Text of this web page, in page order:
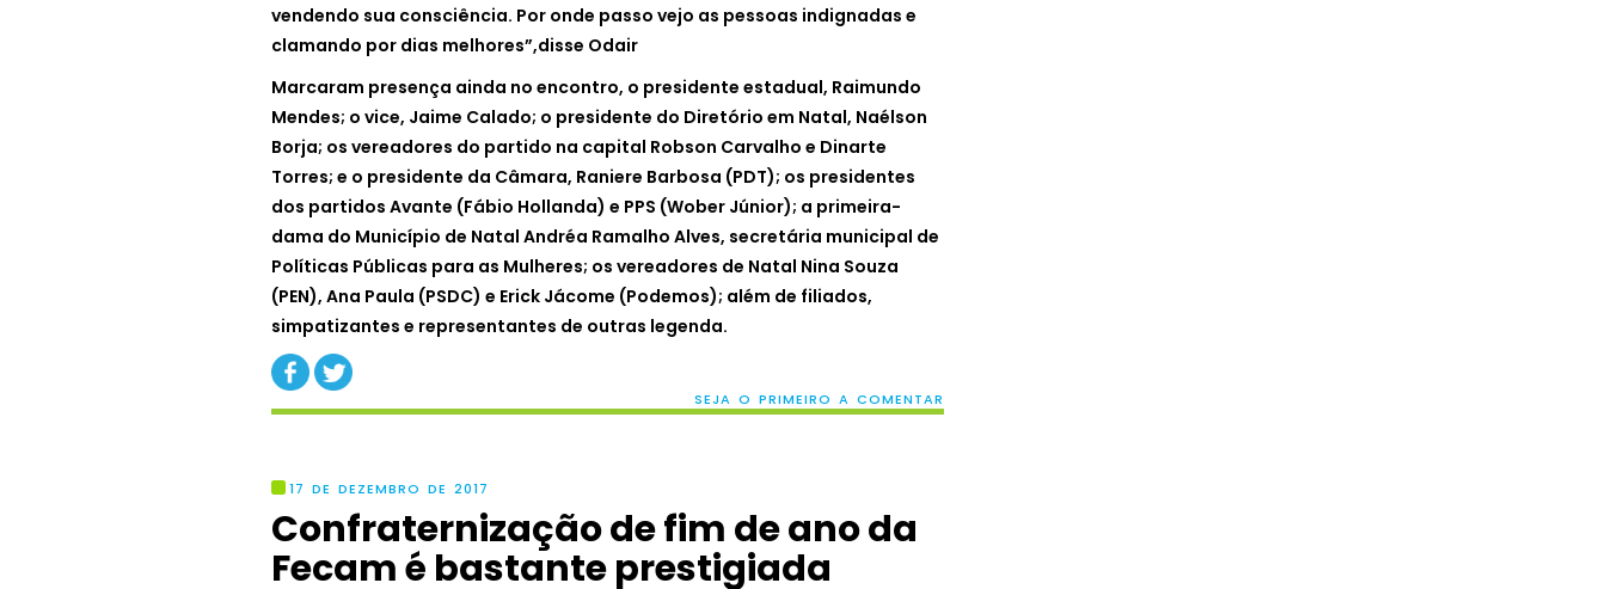
vendendo sua consciência. Por onde passo vejo as pessoas indignadas e
clamando por dias melhores”,disse Odair
Marcaram presença ainda no encontro, o presidente estadual, Raimundo
Mendes; o vice, Jaime Calado; o presidente do Diretório em Natal, Naélson
Borja; os vereadores do partido na capital Robson Carvalho e Dinarte
Torres; e o presidente da Câmara, Raniere Barbosa (PDT); os presidentes
dos partidos Avante (Fábio Hollanda) e PPS (Wober Júnior); a primeira-
dama do Município de Natal Andréa Ramalho Alves, secretária municipal de
Políticas Públicas para as Mulheres; os vereadores de Natal Nina Souza
(PEN), Ana Paula (PSDC) e Erick Jácome (Podemos); além de filiados,
simpatizantes e representantes de outras legenda.
SEJA O PRIMEIRO A COMENTAR
17 DE DEZEMBRO DE 2017
Confraternização de fim de ano da
Fecam é bastante prestigiada